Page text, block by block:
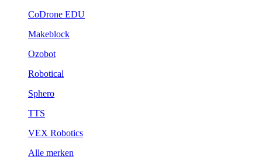
CoDrone EDU
Makeblock
Ozobot
Robotical
Sphero
TTS
VEX Robotics
Alle merken